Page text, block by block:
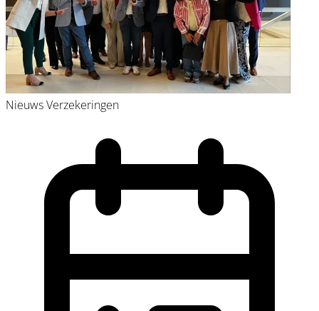
NieuwsVerzekeringen